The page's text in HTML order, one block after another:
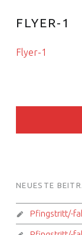
FLYER-1
Flyer-1
SIDEBAR
FOOTER SIDEBAR
NEUESTE
Pfingstritt/-